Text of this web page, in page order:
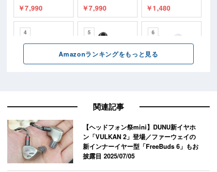
関連記事
【ヘッドフォン祭mini】DUNU新イヤホ
ン「VULKAN 2」登場／ファーウェイの
新インナーイヤー型「FreeBuds 6」もお
披露目2025/07/05